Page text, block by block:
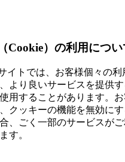
Cookie）の利用につい
イトでは、お客様個々の利
より良いサービスを提供
用することがあります。
クッキーの機能を無効に
、ごく一部のサービスが
す。